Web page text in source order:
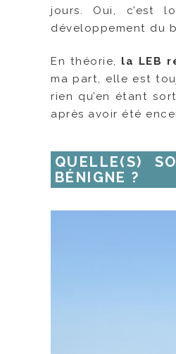
jours. Oui, c’est
développement du
En théorie, la LEB
ma part, elle est
rien qu’en étant
après avoir été
QUELLE(S)
BÉNIGNE ?